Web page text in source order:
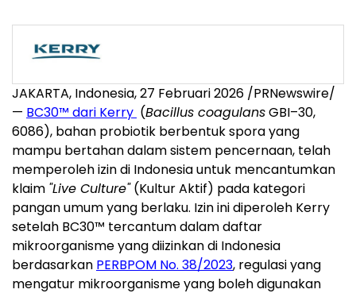
JAKARTA, Indonesia, 27 Februari 2026 /PRNewswire/
— BC30™ dari Kerry (Bacillus coagulansGBI–30,
6086), bahan probiotik berbentuk spora yang
mampu bertahan dalam sistem pencernaan, telah
memperoleh izin di Indonesia untuk mencantumkan
klaim "Live Culture"(Kultur Aktif) pada kategori
pangan umum yang berlaku. Izin ini diperoleh Kerry
setelah BC30™ tercantum dalam daftar
mikroorganisme yang diizinkan di Indonesia
berdasarkan PERBPOM No. 38/2023, regulasi yang
mengatur mikroorganisme yang boleh digunakan